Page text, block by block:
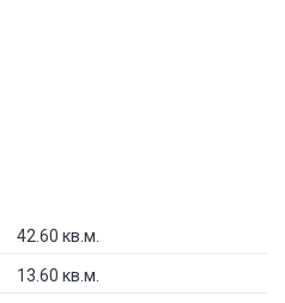
42.60 кв.м.
13.60 кв.м.